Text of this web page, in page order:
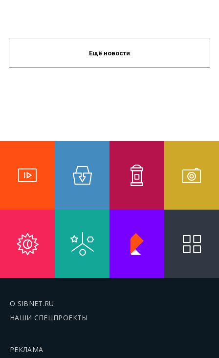
Ещё новости
О SIBNET.RU
НАШИ СПЕЦПРОЕКТЫ
РЕКЛАМА